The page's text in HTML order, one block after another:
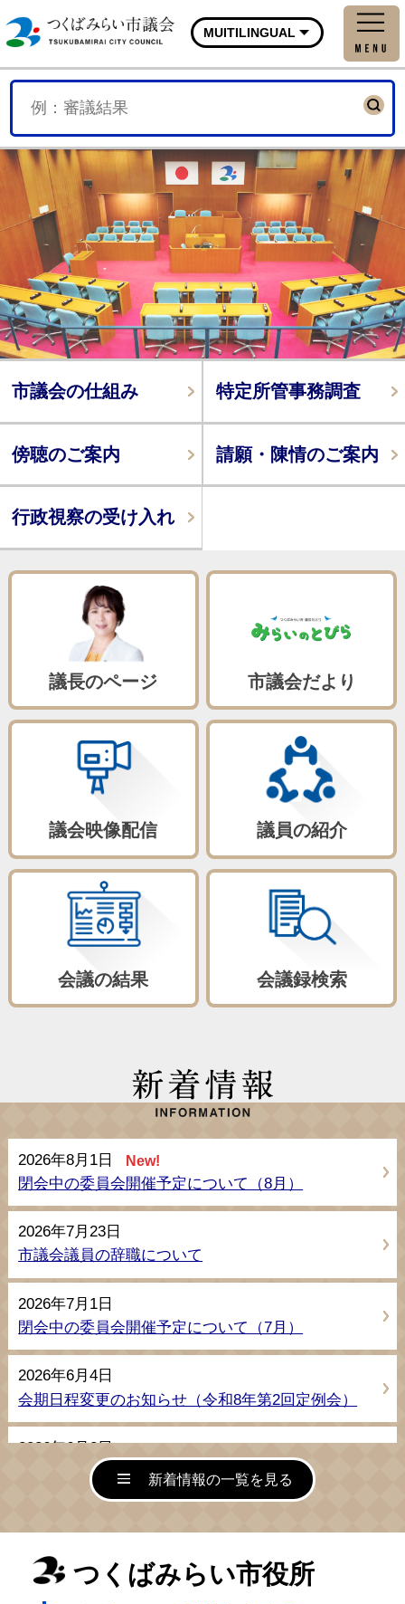
つくばみらい市議会公式
MUITILINGUAL
市議会の仕組み 特定所管事務調査
傍聴のご案内 請願・陳情のご案内
行政視察の受け入れ
議長のページ 市議会だより
議会映像配信 議員の紹介
会議の結果 会議録検索
2026年8月1日 New!
閉会中の委員会開催予定について（8月）
2026年7月23日
市議会議員の辞職について
2026年7月1日
閉会中の委員会開催予定について（7月）
2026年6月4日
会期日程変更のお知らせ（令和8年第2回定例会）
2026年6月2日
令和8年第2回つくばみらい市議会定例会のお知らせ
2026年4月27日
新着情報の一覧を見る
つくばみらい市役所